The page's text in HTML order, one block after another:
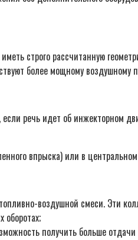
строго рассчитанную
более мощному воздушному
речь идет об инжекторном
впрыска) или в
воздушной смеси. Эти
получить больше